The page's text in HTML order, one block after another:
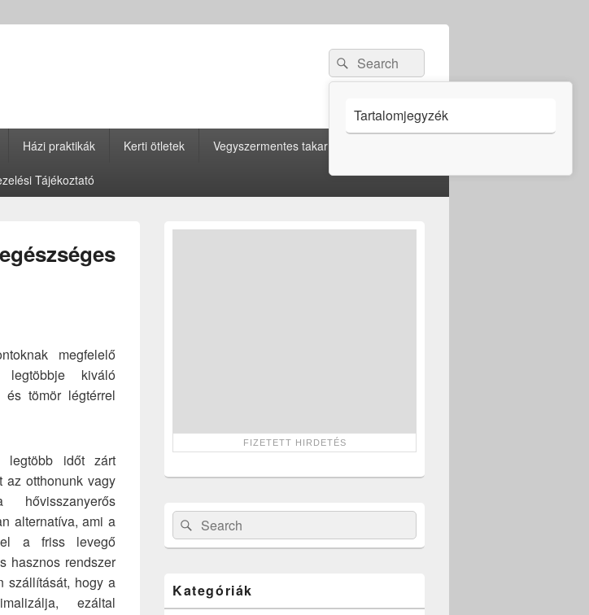
Search
for:
Search
Házi praktikák Kerti ötletek Vegyszermentes takarítás
Tájékoztató
megfelelő
legtöbbje kiváló
és tömör légtérrel
legtöbb időt zárt
az otthonunk vagy
alternatíva, ami a
el a friss levegő
hasznos rendszer
szállítását, hogy a
ezáltal
Primary
Search
for:
Search
Kategóriák
Tartalomjegyzék